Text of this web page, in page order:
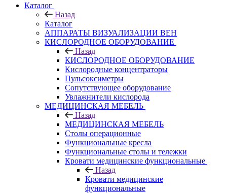
Каталог
Назад
Каталог
АППАРАТЫ ВИЗУАЛИЗАЦИИ ВЕН
КИСЛОРОДНОЕ ОБОРУДОВАНИЕ
Назад
КИСЛОРОДНОЕ ОБОРУДОВАНИЕ
Кислородные концентраторы
Пульсоксиметры
Сопутствующее оборудование
Увлажнители кислорода
МЕДИЦИНСКАЯ МЕБЕЛЬ
Назад
МЕДИЦИНСКАЯ МЕБЕЛЬ
Столы операционные
Функциональные кресла
Функциональные столы и тележки
Кровати медицинские функциональные
Назад
Кровати медицинские
функциональные